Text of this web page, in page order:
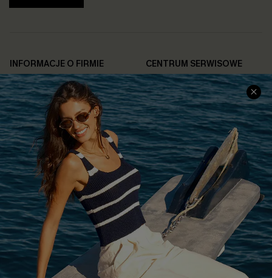
INFORMACJE O FIRMIE
O NAS
Opinie Klientów
Polityka Prywatności
Warunki & Zasady
Łańcuch Dostaw Cupshe
20% Zniżki na SMS
CENTRUM SERWISOWE
Informacje o Wysyłce
Jak Śledzić
Polityka Zwrotów
Rozpocznij Zwrot
Informacje o Rozmiarach
FAQS
Kontakt z Nami
POPULARNA KOLEKCJA